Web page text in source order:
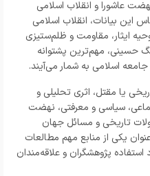
عاشورا و انقلاب اسلامی
این بیانات، انقلاب اسلامی
ایثار، مقاومت و ظلم‌ستیزی
حسینی، مهم‌ترین پشتوانه
اسلامی به شمار می‌آیند.
یا مقتل، اثری تحلیلی و
سیاسی و معرفتی، نهضت
تاریخی و مسائل جهان
یکی از منابع مهم مطالعات
پژوهشگران و علاقه‌مندان